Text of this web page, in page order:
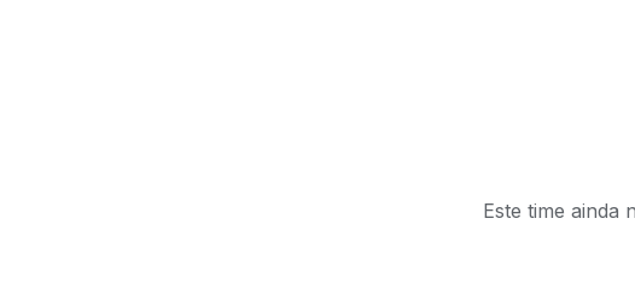
Este time ainda